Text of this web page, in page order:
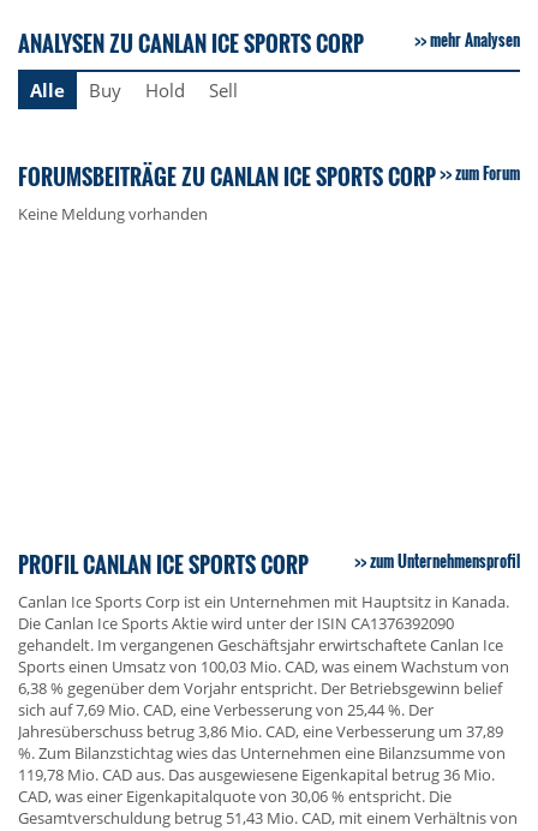
ANALYSEN ZU CANLAN ICE SPORTS CORP mehr Analysen
Alle Buy Hold Sell
FORUMSBEITRÄGE ZU CANLAN ICE SPORTS CORP zum Forum
Keine Meldung vorhanden
PROFIL CANLAN ICE SPORTS CORP zum Unternehmensprofil
Canlan Ice Sports Corp ist ein Unternehmen mit Hauptsitz in Kanada.
Die Canlan Ice Sports Aktie wird unter der ISIN CA1376392090
gehandelt. Im vergangenen Geschäftsjahr erwirtschaftete Canlan Ice
Sports einen Umsatz von 100,03 Mio. CAD, was einem Wachstum von
6,38 % gegenüber dem Vorjahr entspricht. Der Betriebsgewinn belief
sich auf 7,69 Mio. CAD, eine Verbesserung von 25,44 %. Der
Jahresüberschuss betrug 3,86 Mio. CAD, eine Verbesserung um 37,89
%. Zum Bilanzstichtag wies das Unternehmen eine Bilanzsumme von
119,78 Mio. CAD aus. Das ausgewiesene Eigenkapital betrug 36 Mio.
CAD, was einer Eigenkapitalquote von 30,06 % entspricht. Die
Gesamtverschuldung betrug 51,43 Mio. CAD, mit einem Verhältnis von